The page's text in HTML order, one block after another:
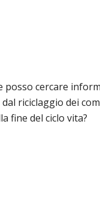
posso cercare
riciclaggio dei
fine del ciclo vita?